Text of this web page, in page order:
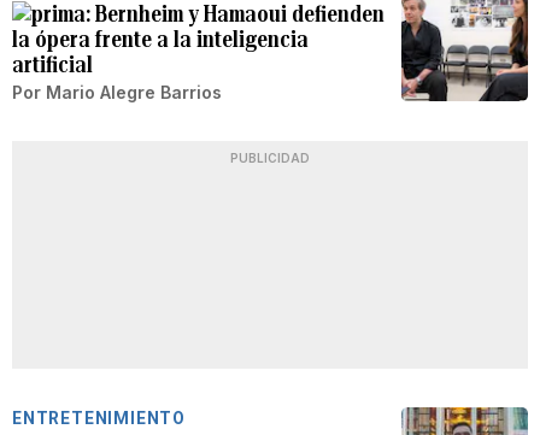
Bernheim y Hamaoui defienden
la ópera frente a la inteligencia
artificial
Por Mario Alegre Barrios
PUBLICIDAD
ENTRETENIMIENTO